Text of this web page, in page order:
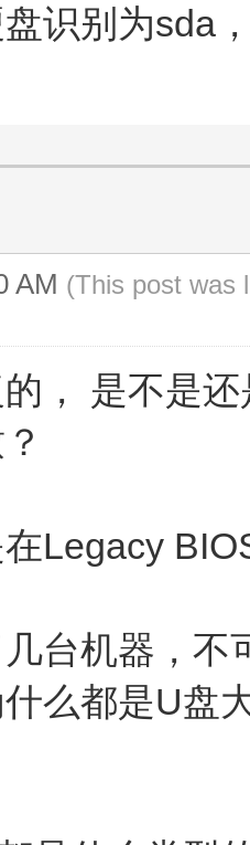
识别为sda
AM (This post was
， 是不是
Legacy
台机器，不
么都是U盘